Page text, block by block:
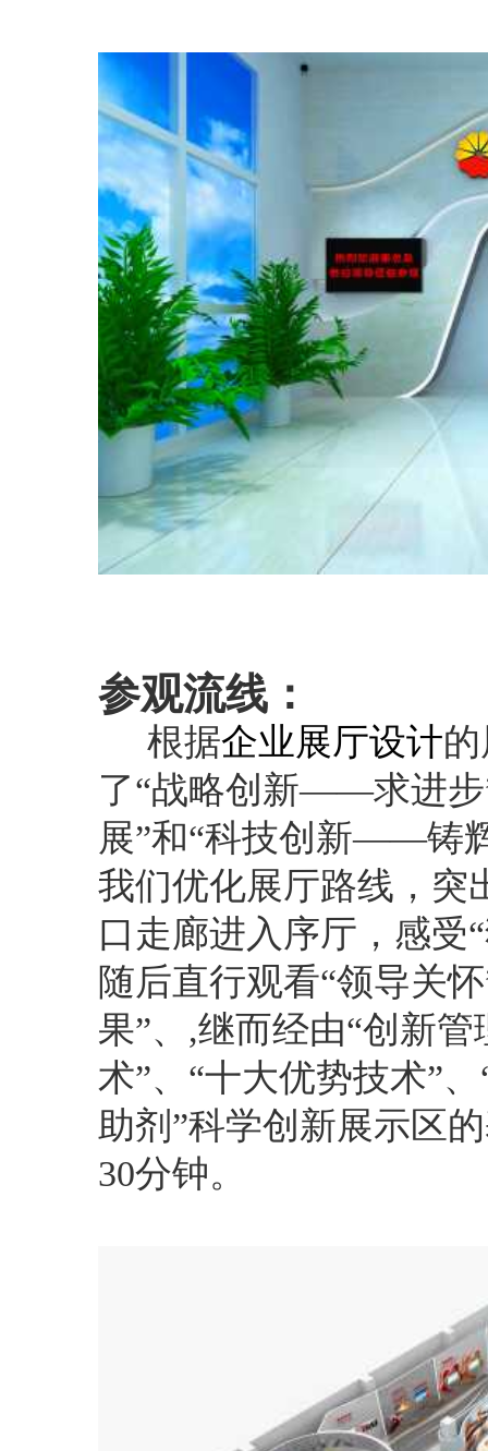
参观流线：
根据企业展厅设计
了“战略创新——求进
展”和“科技创新——铸
我们优化展厅路线，突
口走廊进入序厅，感受
随后直行观看“领导关
果”、,继而经由“创新
术”、“十大优势技术”
助剂”科学创新展示区
30分钟。